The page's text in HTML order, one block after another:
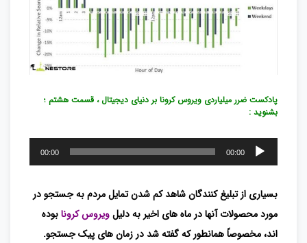
پادکست ضرر میلیاردی ویروس کرونا بر دنیای دیجیتال ، قسمت هشتم ؛
بشنوید :
پخش‌کننده
صوت
00:00
00:00
بسیاری از تبلیغ کنندگان شاهد کم شدن تمایل مردم به جستجو در
مورد محصولات آنها در ماه های اخیر به دلیلویروس کرونابوده
اند، مخصوصاً همانطور که گفته شد در زمان های پیک جستجو.